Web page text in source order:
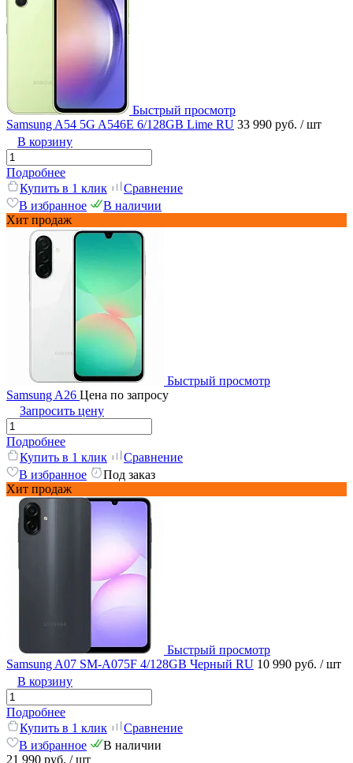
Быстрый просмотр
Samsung A54 5G A546E 6/128GB Lime RU 33 990 руб. / шт
В корзину
Подробнее
Купить в 1 клик
Сравнение
В избранное
В наличии
Хит продаж
Быстрый просмотр
Samsung A26 Цена по запросу
Запросить цену
Подробнее
Купить в 1 клик
Сравнение
В избранное
Под заказ
Хит продаж
Быстрый просмотр
Samsung A07 SM-A075F 4/128GB Черный RU 10 990 руб. / шт
В корзину
Подробнее
Купить в 1 клик
Сравнение
В избранное
В наличии
21 990 руб. / шт